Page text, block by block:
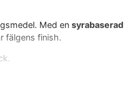
Med en syrabaserad
fälgens finish.